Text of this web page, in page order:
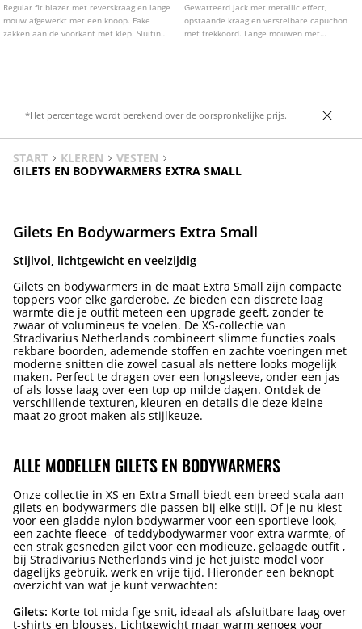
Regular fit blazer met reverskraag en lange
mouw afgewerkt met een knoop. Fake
zakken aan de voorkant met klep. Sluiting
Gewatteerd jack met metallic effect,
opstaande kraag en verstelbare capuchon
met trekkoord. Lange mouwen met
*Het percentage wordt berekend over de oorspronkelijke prijs.
START KLEREN
VESTEN
GILETS EN BODYWARMERS EXTRA SMALL
Gilets En Bodywarmers Extra Small
Stijlvol, lichtgewicht en veelzijdig
Gilets en bodywarmers in de maat Extra Small zijn compacte
toppers voor elke garderobe. Ze bieden een discrete laag
warmte die je outfit meteen een upgrade geeft, zonder te
zwaar of volumineus te voelen. De XS-collectie van
Stradivarius Netherlands combineert slimme functies zoals
rekbare boorden, ademende stoffen en zachte voeringen met
moderne snitten die zowel casual als nettere looks mogelijk
maken. Perfect te dragen over een longsleeve, onder een jas
of als losse laag over een top op milde dagen. Ontdek de
verschillende texturen, kleuren en details die deze kleine
maat zo groot maken als stijlkeuze.
ALLE MODELLEN GILETS EN BODYWARMERS
Onze collectie in XS en Extra Small biedt een breed scala aan
gilets en bodywarmers die passen bij elke stijl. Of je nu kiest
voor een gladde nylon bodywarmer voor een sportieve look,
een zachte fleece- of teddybodywarmer voor extra warmte, of
een strak gesneden gilet voor een modieuze, gelaagde outfit ,
bij Stradivarius Netherlands vind je het juiste model voor
dagelijks gebruik, werk en vrije tijd. Hieronder een beknopt
overzicht van wat je kunt verwachten:
Gilets: Korte tot mida fige snit, ideaal als afsluitbare laag over
t-shirts en blouses. Lichtgewicht maar warm genoeg voor